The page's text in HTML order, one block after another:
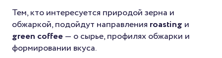
Тем, кто интересуется природой зерна и
обжаркой, подойдут направления roasting и
green coffee— о сырье, профилях обжарки и
формировании вкуса.